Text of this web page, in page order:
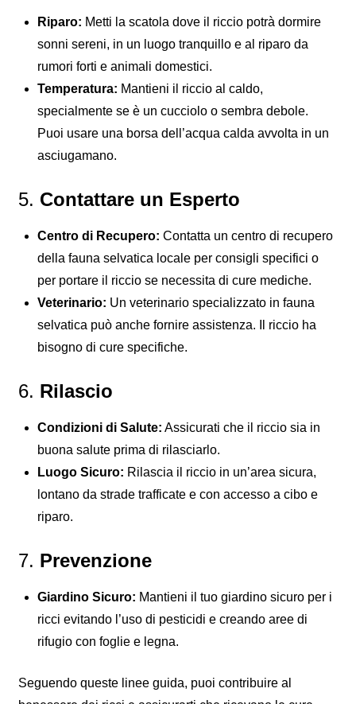
Riparo: Metti la scatola dove il riccio potrà dormire
sonni sereni, in un luogo tranquillo e al riparo da
rumori forti e animali domestici.
Temperatura: Mantieni il riccio al caldo,
specialmente se è un cucciolo o sembra debole.
Puoi usare una borsa dell’acqua calda avvolta in un
asciugamano.
5. Contattare un Esperto
Centro di Recupero: Contatta un centro di recupero
della fauna selvatica locale per consigli specifici o
per portare il riccio se necessita di cure mediche.
Veterinario: Un veterinario specializzato in fauna
selvatica può anche fornire assistenza. Il riccio ha
bisogno di cure specifiche.
6. Rilascio
Condizioni di Salute: Assicurati che il riccio sia in
buona salute prima di rilasciarlo.
Luogo Sicuro: Rilascia il riccio in un’area sicura,
lontano da strade trafficate e con accesso a cibo e
riparo.
7. Prevenzione
Giardino Sicuro: Mantieni il tuo giardino sicuro per i
ricci evitando l’uso di pesticidi e creando aree di
rifugio con foglie e legna.
Seguendo queste linee guida, puoi contribuire al